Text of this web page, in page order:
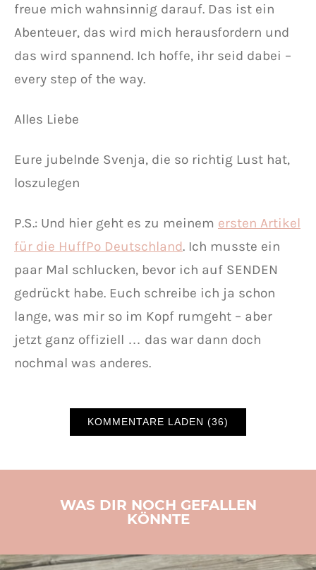
freue mich wahnsinnig darauf. Das ist ein
Abenteuer, das wird mich herausfordern und
das wird spannend. Ich hoffe, ihr seid dabei –
every step of the way.
Alles Liebe
Eure jubelnde Svenja, die so richtig Lust hat,
loszulegen
P.S.: Und hier geht es zu meinem ersten Artikel
für die HuffPo Deutschland. Ich musste ein
paar Mal schlucken, bevor ich auf SENDEN
gedrückt habe. Euch schreibe ich ja schon
lange, was mir so im Kopf rumgeht – aber
jetzt ganz offiziell … das war dann doch
nochmal was anderes.
KOMMENTARE LADEN (36)
WAS DIR NOCH GEFALLEN
KÖNNTE